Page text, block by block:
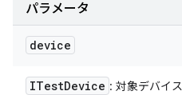
パラメータ
device
ITestDevice : 対象デバイス